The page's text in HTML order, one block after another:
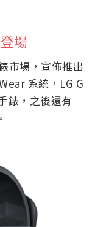
場
市場，宣佈推出
系統，LG G
錶，之後還有